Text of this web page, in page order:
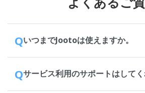
QいつまでJootoは使えますか。
Qサービス利用のサポートはしてく